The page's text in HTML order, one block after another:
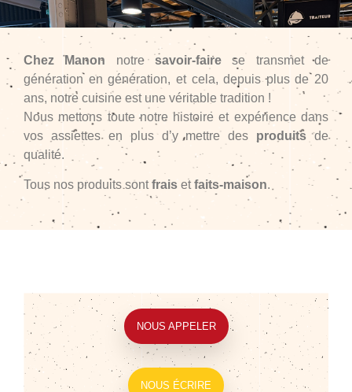
Chez Manon notresavoir-faire se transmet de
génération en génération, et cela, depuis plus de 20
ans, notre cuisine est une véritable tradition !
Nous mettons toute notre histoire et expérience dans
vos assiettes en plus d’y mettre des produitsde
qualité.
Tous nos produits sontfrais etfaits-maison.
NOUS APPELER
NOUS ÉCRIRE